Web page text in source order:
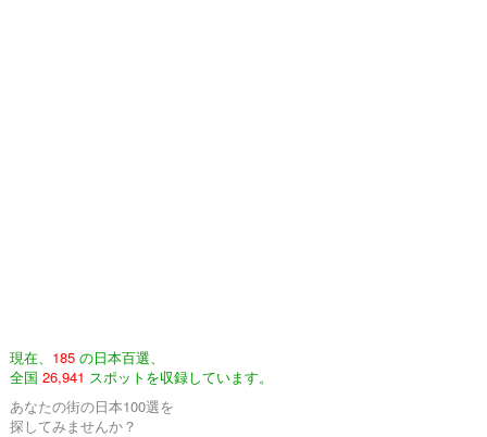
現在、 185 の日本百選、
全国 26,941 スポットを収録しています。
あなたの街の日本100選を
探してみませんか？